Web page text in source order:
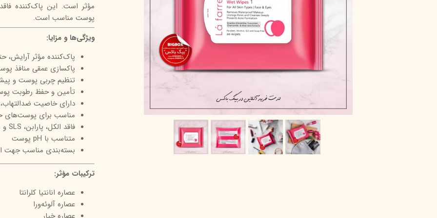
مراقبت چشم
شوینده صورت
ضد جوش و آکنه
پاک دارو
میکاپ رز
آر یو آکی
هیدرودرم شال کوین
اوک
دیپ سنس
یونی‌ سنس
سلکشن سیتی
پوست مناسب است.
ویژگی‌ها و مزایا:
پاک‌کننده مؤثر آرایش،
پاکسازی عمقی منافذ
تنظیم چربی پوست و
تأمین و حفظ رطوبت
دارای خاصیت
مناسب برای
فاقد الکل، پارابن، SLS و مواد صابونی
متناسب با pH پوست
بسته‌بندی مناسب جهت
ترکیبات مؤثر:
عصاره انانتیا کلرانتا
عصاره آلوئه‌ورا